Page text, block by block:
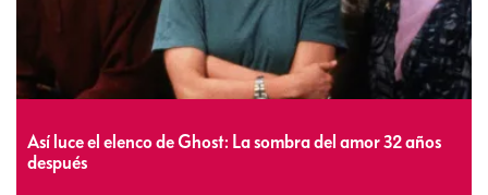
Así luce el elenco de Ghost: La sombra del amor 32 años
después